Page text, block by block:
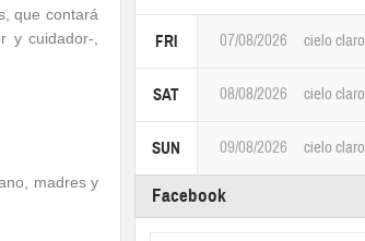
que contará
y cuidador-,
madres y
FRI 07/08/2026 cielo claro
SAT 08/08/2026 cielo claro
SUN 09/08/2026 cielo claro
Facebook